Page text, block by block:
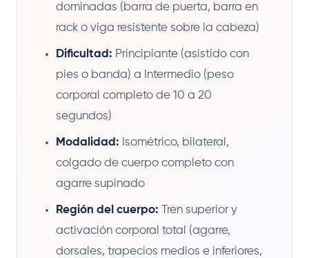
dominadas (barra de puerta, barra en
rack o viga resistente sobre la cabeza)
Dificultad: Principiante (asistido con
pies o banda) a Intermedio (peso
corporal completo de 10 a 20
segundos)
Modalidad: Isométrico, bilateral,
colgado de cuerpo completo con
agarre supinado
Región del cuerpo: Tren superior y
activación corporal total (agarre,
dorsales, trapecios medios e inferiores,